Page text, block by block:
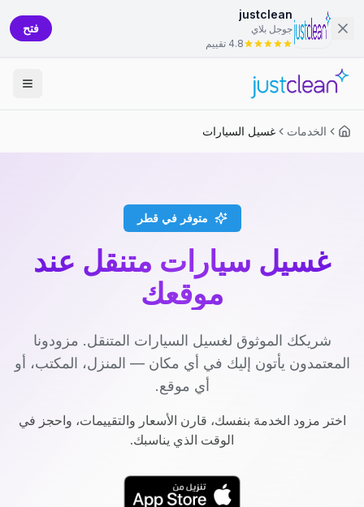
justclean
جوجل بلاي
4.8 تقييم
فتح
الخدمات غسيل السيارات
متوفر في قطر
غسيل سيارات متنقل عند
موقعك
شريكك الموثوق لغسيل السيارات المتنقل. مزودونا
المعتمدون يأتون إليك في أي مكان — المنزل، المكتب، أو
أي موقع.
اختر مزود الخدمة بنفسك، قارن الأسعار والتقييمات، واحجز في
الوقت الذي يناسبك.